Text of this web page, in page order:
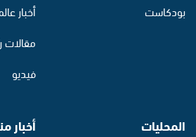
بودكاست
أخبار
مقالات
فيديو
المحليات أخبار